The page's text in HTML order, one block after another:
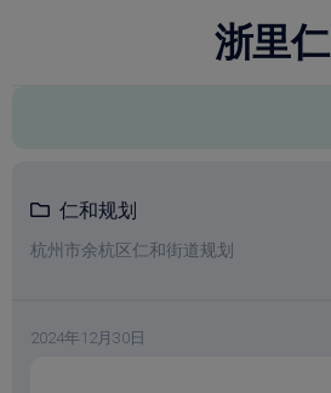
浙里仁
仁和规划
杭州市余杭区仁和街道规划
2024年12月30日